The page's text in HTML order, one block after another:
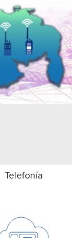
Telefonía